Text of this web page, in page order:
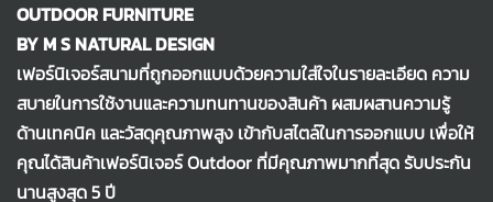
OUTDOOR FURNITURE
BY M S NATURAL DESIGN
เฟอร์นิเจอร์สนามที่ถูกออกแบบด้วยความใส่ใจในรายละเอียด ความ
สบายในการใช้งานและความทนทานของสินค้า ผสมผสานความรู้
ด้านเทคนิค และวัสดุคุณภาพสูง เข้ากับสไตล์ในการออกแบบ เพื่อให้
คุณได้สินค้าเฟอร์นิเจอร์ Outdoor ที่มีคุณภาพมากที่สุด รับประกัน
นานสูงสุด 5 ปี